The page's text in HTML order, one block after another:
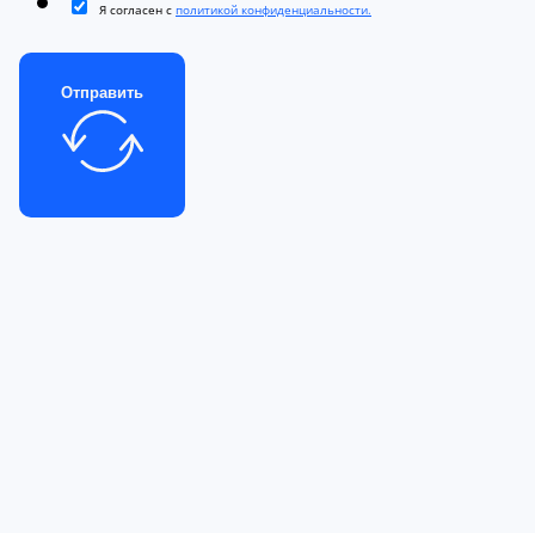
Я согласен с политикой конфиденциальности.
Отправить